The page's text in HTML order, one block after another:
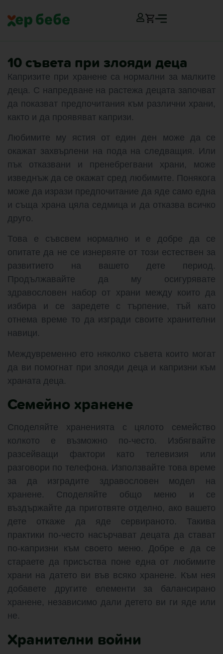
10 съвета при злояди деца
Капризите при хранене са нормални за малките
деца. С напредване на растежа децата започват
да показват предпочитания към различни храни,
както и да проявяват капризи.
Любимите му ястия от един ден може да се
окажат захвърлени на пода на следващия. Или
пък отказвани и пренебрегвани храни, може
изведнъж да се окажат сред любимите. Понякога
може да изрази предпочитание да яде само една
и съща храна цяла седмица и да отказва всичко
друго.
Това е съвсвем нормално и е добре да се
опитате да не се изнервяте от този естествен за
развитието на вашето дете период.
Продължавайте да му осигурявате
здравословен набор от храни между които да
избира и се заредете с търпение, тъй като
отнема време то да изгради своите хранителни
навици.
Междувременно ето няколко съвета които могат
да ви помогнат при злояди деца и капризни към
храната деца.
Семейно хранене
Споделяйте храненията с цялото семейство
колкото е възможно по-често. Избягвайте
разсейващи фактори като телевизия или
разговори по телефона. Използвайте това време
за да изградите здравословен модел на
хранене. Споделяйте общо меню и се
въздържайте да приготвяте отделно, ако вашето
дете откаже да яде сервираното. Такива
практики по-често насърчават децата да стават
по-капризни към своето меню. Добре е да се
стараете да присъства поне една от любимите
храни на датето ви във всяко хранене. Към нея
добавете другите елементи за балансирано
хранене, независимо дали детето ви ги яде или
не.
Хранителни войни